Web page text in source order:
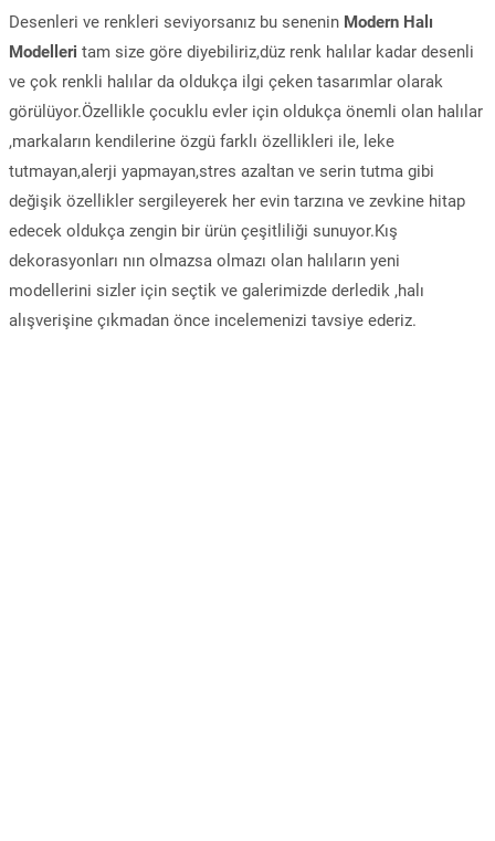
Desenleri ve renkleri seviyorsanız bu senenin Modern Halı
Modelleri tam size göre diyebiliriz,düz renk halılar kadar desenli
ve çok renkli halılar da oldukça ilgi çeken tasarımlar olarak
görülüyor.Özellikle çocuklu evler için oldukça önemli olan halılar
,markaların kendilerine özgü farklı özellikleri ile, leke
tutmayan,alerji yapmayan,stres azaltan ve serin tutma gibi
değişik özellikler sergileyerek her evin tarzına ve zevkine hitap
edecek oldukça zengin bir ürün çeşitliliği sunuyor.Kış
dekorasyonları nın olmazsa olmazı olan halıların yeni
modellerini sizler için seçtik ve galerimizde derledik ,halı
alışverişine çıkmadan önce incelemenizi tavsiye ederiz.